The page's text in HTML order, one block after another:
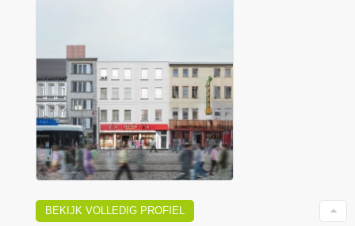
BEKIJK VOLLEDIG PROFIEL